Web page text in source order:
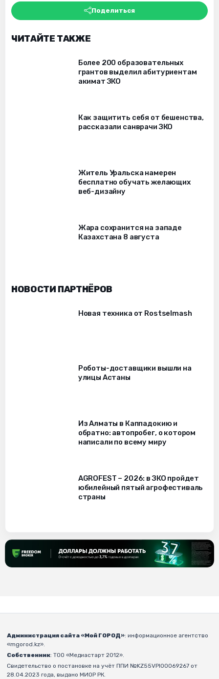
Поделиться
ЧИТАЙТЕ ТАКЖЕ
Более 200 образовательных
грантов выделил абитуриентам
акимат ЗКО
Как защитить себя от бешенства,
рассказали санврачи ЗКО
Житель Уральска намерен
бесплатно обучать желающих
веб-дизайну
Жара сохранится на западе
Казахстана 8 августа
НОВОСТИ ПАРТНЁРОВ
Новая техника от Rostselmash
Роботы-доставщики вышли на
улицы Астаны
Из Алматы в Каппадокию и
обратно: автопробег, о котором
написали по всему миру
AGROFEST – 2026: в ЗКО пройдет
юбилейный пятый агрофестиваль
страны
Администрация сайта «Мой ГОРОД»: информационное агентство
«mgorod.kz».
Собственник: ТОО «Медиастарт 2012».
Свидетельство о постановке на учёт ППИ №KZ55VPI00069267 от
28.04.2023 года, выдано МИОР РК.